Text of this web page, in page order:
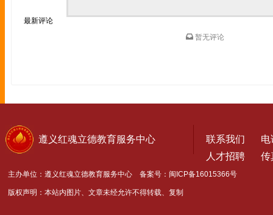
最新评论
暂无评论
遵义红魂立德教育服务中心 联系我们
电
人才招聘
传
主办单位：遵义红魂立德教育服务中心 备案号： 闽ICP备16015366号
版权声明：本站内图片、文章未经允许不得转载、复制